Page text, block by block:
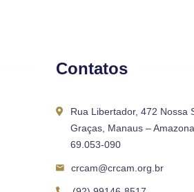
Contatos
Rua Libertador, 472 Nossa
Graças, Manaus –
69.053-090
crcam@crcam.org.br